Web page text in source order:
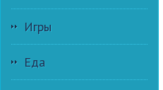
Игры
Еда